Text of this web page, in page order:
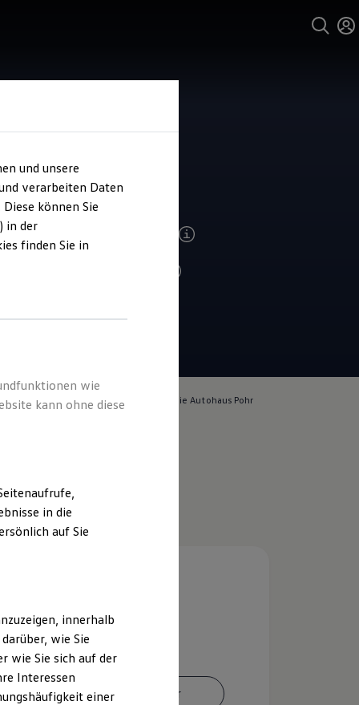
Pohr
Service 2026
für die Inhalte auf dieser Seite ist die Autohaus Pohr
Ansprechpartner
und unsere
verarbeiten Daten
können Sie
in der
finden Sie in
wie
kann ohne diese
in die
auf Sie
innerhalb
wie Sie
wie Sie sich auf der
Interessen
einer